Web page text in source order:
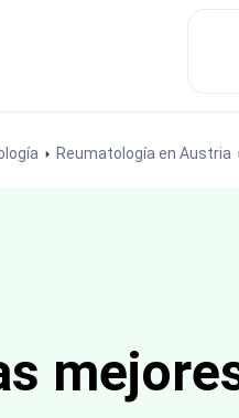
Reumatología en Austria